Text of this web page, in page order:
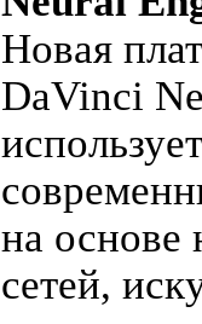
Новая
DaVinci
на основе
сетей,